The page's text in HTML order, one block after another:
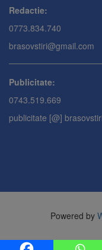
Redactie:
0773.834.740
brasovstiri@gmail.com
Publicitate:
0743.519.669
publicitate [@]
Powered by